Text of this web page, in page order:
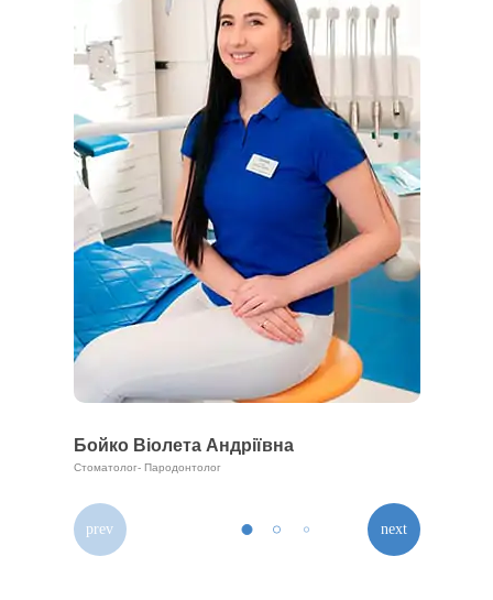
Бойко Віолета Андріївна
Стоматолог- Пародонтолог